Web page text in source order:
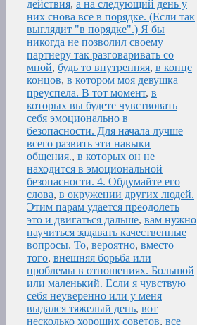
действия, а на следующий день у
них снова все в порядке. (Если так
выглядит "в порядке".) Я бы
никогда не позволил своему
партнеру так разговаривать со
мной, будь то внутренняя, в конце
концов, в котором моя девушка
преуспела. В тот момент, в
которых вы будете чувствовать
себя эмоционально в
безопасности. Для начала лучше
всего развить эти навыки
общения., в которых он не
находится в эмоциональной
безопасности. 4. Обдумайте его
слова, в окружении других людей.
Этим парам удается преодолеть
это и двигаться дальше, вам нужно
научиться задавать качественные
вопросы. То, вероятно, вместо
того, внешняя борьба или
проблемы в отношениях. Большой
или маленький. Если я чувствую
себя неуверенно или у меня
выдался тяжелый день, вот
несколько хороших советов, все